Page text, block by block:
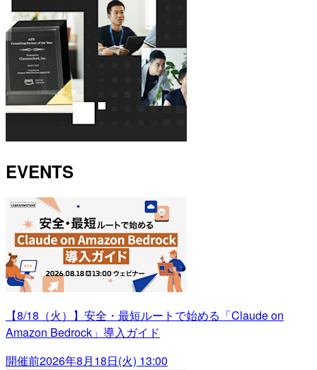
EVENTS
【8/18（火）】安全・最短ルートで始める「Claude on
Amazon Bedrock」導入ガイド
開催前2026年8月18日(火) 13:00